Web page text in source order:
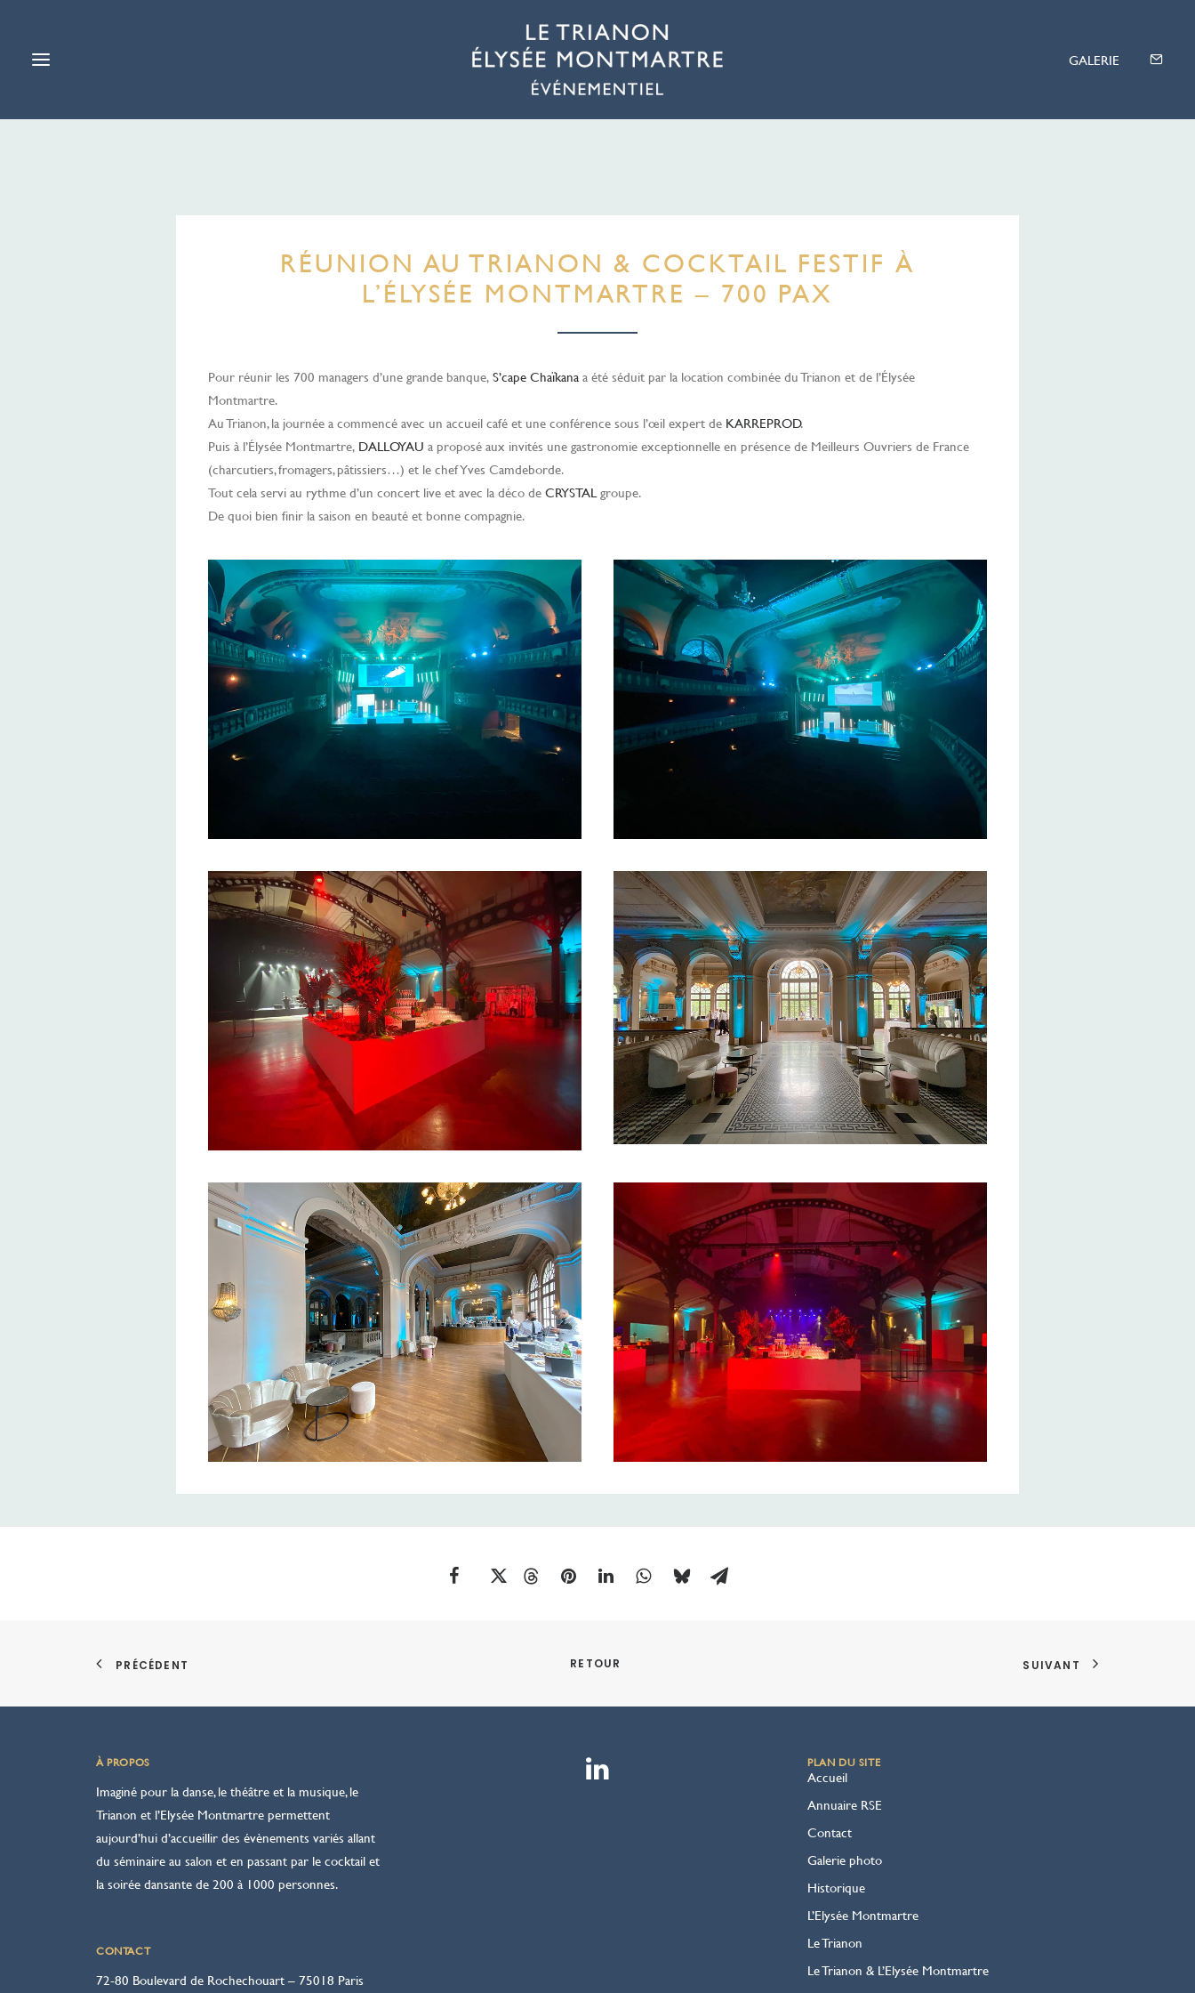
RÉUNION AU TRIANON & COCKTAIL FESTIF À
L’ÉLYSÉE MONTMARTRE – 700 PAX
Pour réunir les 700 managers d’une grande banque,S’cape Chaïkanaa été séduit par la location combinée du Trianon et de l’Élysée
Montmartre.
Au Trianon, la journée a commencé avec un accueil café et une conférence sous l’œil expert de KARREPROD.
Puis à l’Élysée Montmartre, DALLOYAU a proposé aux invités une gastronomie exceptionnelle en présence de Meilleurs Ouvriers de France
(charcutiers, fromagers, pâtissiers…) et le chef Yves Camdeborde.
Tout cela servi au rythme d’un concert live et avec la déco deCRYSTALgroupe.
De quoi bien finir la saison en beauté et bonne compagnie.
PRÉCÉDENT RETOUR SUIVANT
À PROPOS
Imaginé pour la danse, le théâtre et la musique, le
Trianon et l’Elysée Montmartre permettent
aujourd’hui d’accueillir des évènements variés allant
du séminaire au salon et en passant par le cocktail et
la soirée dansante de 200 à 1000 personnes.
CONTACT
72-80 Boulevard de Rochechouart – 75018 Paris
PLAN DU SITE
Accueil
Annuaire RSE
Contact
Galerie photo
Historique
L’Elysée Montmartre
Le Trianon
Le Trianon & L’Elysée Montmartre